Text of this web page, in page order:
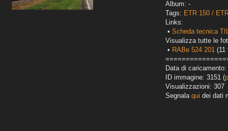
Album: -
Tags: ETR 150 /
Links:
• Scheda tecnica
Visualizza tutte le
• RABe 524 201 (11
Data di
ID immagine: 3151 (
Visualizzazioni: 307
Segnala qui dei dati